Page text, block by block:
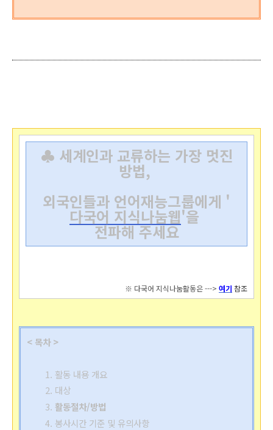
♣ 세계인과 교류하는 가장 멋진
방법,
외국인들과 언어재능그룹에게 '
다국어 지식나눔웹'을
전파해주세요
※ 다국어 지식나눔활동은 ---> 여기 참조
< 목차 >
1. 활동 내용 개요
2. 대상
3. 활동절차/방법
4. 봉사시간 기준 및 유의사항